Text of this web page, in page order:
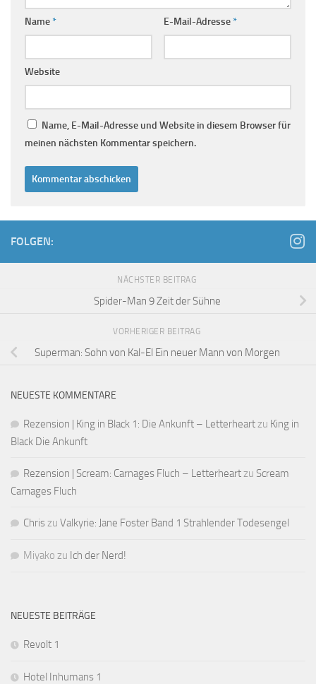
Name* E-Mail-Adresse*
Website
Name, E-Mail-Adresse und Website in diesem Browser für
meinen nächsten Kommentar speichern.
FOLGEN:
NÄCHSTER BEITRAG
Spider-Man 9 Zeit der Sühne
VORHERIGER BEITRAG
Superman: Sohn von Kal-El Ein neuer Mann von Morgen
NEUESTE KOMMENTARE
Rezension | King in Black 1: Die Ankunft – Letterheartzu King in
Black Die Ankunft
Rezension | Scream: Carnages Fluch – Letterheartzu Scream
Carnages Fluch
Chriszu Valkyrie: Jane Foster Band 1 Strahlender Todesengel
Miyako zu Ich der Nerd!
NEUESTE BEITRÄGE
Revolt 1
Hotel Inhumans 1